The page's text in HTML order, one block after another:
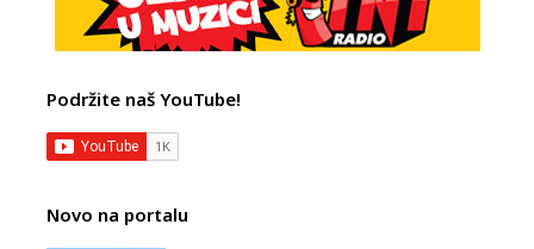
Podržite naš YouTube!
Novo na portalu